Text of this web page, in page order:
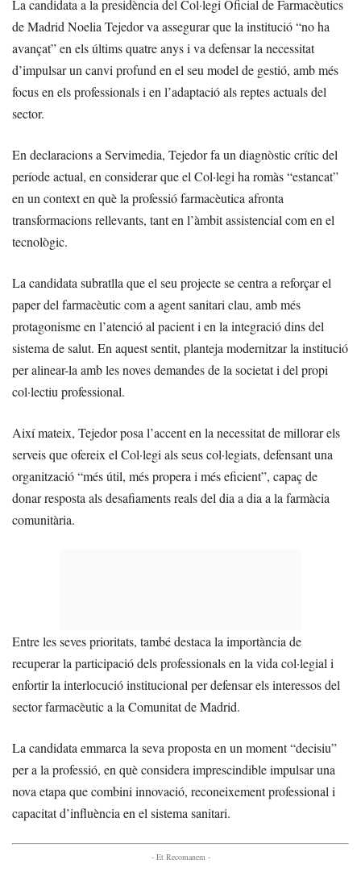
La candidata a la presidència del Col·legi Oficial de Farmacèutics
de Madrid Noelia Tejedor va assegurar que la institució “no ha
avançat” en els últims quatre anys i va defensar la necessitat
d’impulsar un canvi profund en el seu model de gestió, amb més
focus en els professionals i en l’adaptació als reptes actuals del
sector.
En declaracions a Servimedia, Tejedor fa un diagnòstic crític del
període actual, en considerar que el Col·legi ha romàs “estancat”
en un context en què la professió farmacèutica afronta
transformacions rellevants, tant en l’àmbit assistencial com en el
tecnològic.
La candidata subratlla que el seu projecte se centra a reforçar el
paper del farmacèutic com a agent sanitari clau, amb més
protagonisme en l’atenció al pacient i en la integració dins del
sistema de salut. En aquest sentit, planteja modernitzar la institució
per alinear-la amb les noves demandes de la societat i del propi
col·lectiu professional.
Així mateix, Tejedor posa l’accent en la necessitat de millorar els
serveis que ofereix el Col·legi als seus col·legiats, defensant una
organització “més útil, més propera i més eficient”, capaç de
donar resposta als desafiaments reals del dia a dia a la farmàcia
comunitària.
Entre les seves prioritats, també destaca la importància de
recuperar la participació dels professionals en la vida col·legial i
enfortir la interlocució institucional per defensar els interessos del
sector farmacèutic a la Comunitat de Madrid.
La candidata emmarca la seva proposta en un moment “decisiu”
per a la professió, en què considera imprescindible impulsar una
nova etapa que combini innovació, reconeixement professional i
capacitat d’influència en el sistema sanitari.
- Et Recomanem -